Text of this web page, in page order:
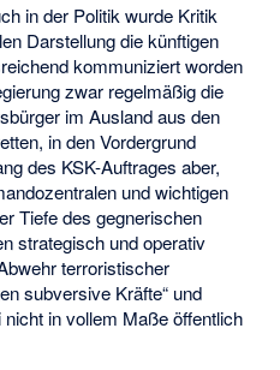
in der Politik wurde Kritik
Darstellung die künftigen
kommuniziert worden
zwar regelmäßig die
im Ausland aus den
in den Vordergrund
des KSK-Auftrages aber,
und wichtigen
Tiefe des gegnerischen
strategisch und operativ
terroristischer
subversive Kräfte“ und
nicht in vollem Maße öffentlich